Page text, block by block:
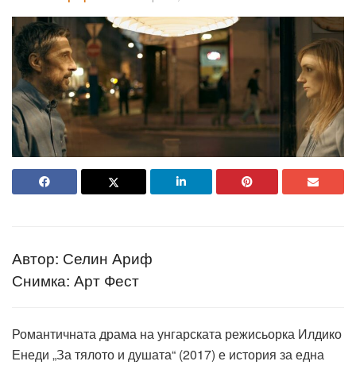
Автор: Селин Ариф
Снимка: Арт Фест
Романтичната драма на унгарската режисьорка Илдико
Енеди „За тялото и душата“ (2017) е история за една